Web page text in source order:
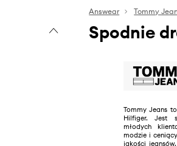
Answear Tommy
Spodnie
Tommy Jeans
Hilfiger. Jest
młodych
modzie i
jakości